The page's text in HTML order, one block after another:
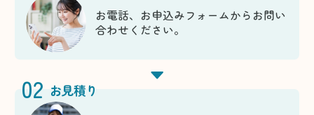
お電話、お申込みフォームからお問い
合わせください。
02 お見積り